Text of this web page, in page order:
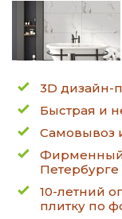
3D дизайн-
Быстрая и
Самовывоз
Фирменный
Петербурге
10-летний
плитку по